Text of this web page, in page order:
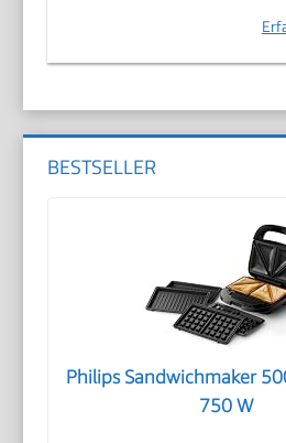
BESTSELLER
Philips Sandwichmaker
750 W